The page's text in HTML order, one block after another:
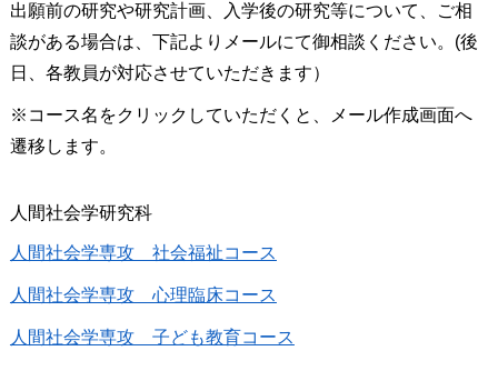
出願前の研究や研究計画、入学後の研究等について、ご相
談がある場合は、下記よりメールにて御相談ください。(後
日、各教員が対応させていただきます）
※コース名をクリックしていただくと、メール作成画面へ
遷移します。
人間社会学研究科
人間社会学専攻 社会福祉コース
人間社会学専攻 心理臨床コース
人間社会学専攻 子ども教育コース